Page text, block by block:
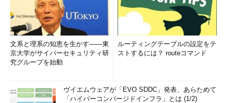
文系と理系の知恵を生かす――東
京大学がサイバーセキュリティ研
究グループを始動
ルーティングテーブルの設定をテ
ストするには？ routeコマンド
ヴイエムウェアが「EVO SDDC」発表、あらためて
「ハイパーコンバージドインフラ」とは (1/2)